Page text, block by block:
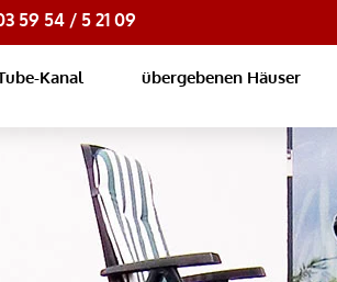
59 54 / 5 21 09
Kanal übergebenen Häuser